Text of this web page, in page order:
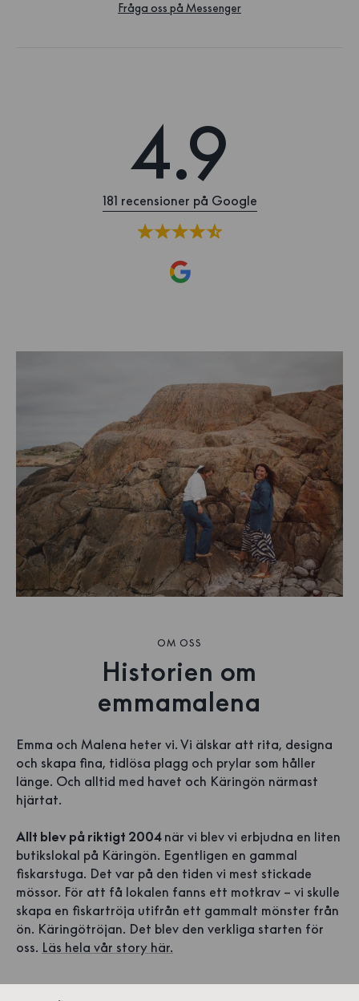
Fråga oss på Messenger
4.9
181 recensioner på Google
OM OSS
Historien om
emmamalena
Emma och Malena heter vi. Vi älskar att rita, designa
och skapa fina, tidlösa plagg och prylar som håller
länge. Och alltid med havet och Käringön närmast
hjärtat.
Allt blev på riktigt 2004 när vi blev vi erbjudna en liten
butikslokal på Käringön. Egentligen en gammal
fiskarstuga. Det var på den tiden vi mest stickade
mössor. För att få lokalen fanns ett motkrav – vi skulle
skapa en fiskartröja utifrån ett gammalt mönster från
ön. Käringötröjan. Det blev den verkliga starten för
oss. Läs hela vår story här.